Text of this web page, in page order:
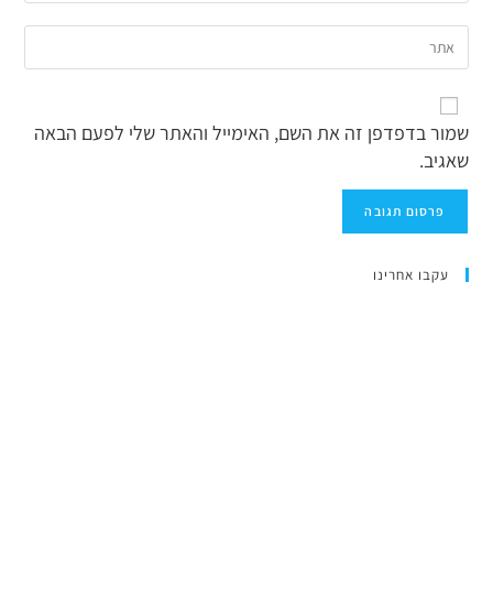
שמור בדפדפן זה את השם, האימייל והאתר שלי לפעם הבאה
שאגיב.
עקבו אחרינו